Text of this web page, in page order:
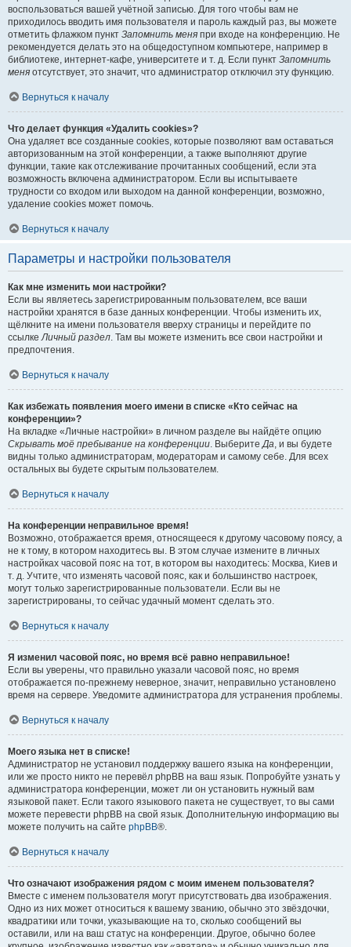
воспользоваться вашей учётной записью. Для того чтобы вам не
приходилось вводить имя пользователя и пароль каждый раз, вы можете
отметить флажком пункт Запомнить меня при входе на конференцию. Не
рекомендуется делать это на общедоступном компьютере, например в
библиотеке, интернет-кафе, университете и т. д. Если пункт Запомнить
меня отсутствует, это значит, что администратор отключил эту функцию.
Вернуться к началу
Что делает функция «Удалить cookies»?
Она удаляет все созданные cookies, которые позволяют вам оставаться
авторизованным на этой конференции, а также выполняют другие
функции, такие как отслеживание прочитанных сообщений, если эта
возможность включена администратором. Если вы испытываете
трудности со входом или выходом на данной конференции, возможно,
удаление cookies может помочь.
Вернуться к началу
Параметры и настройки пользователя
Как мне изменить мои настройки?
Если вы являетесь зарегистрированным пользователем, все ваши
настройки хранятся в базе данных конференции. Чтобы изменить их,
щёлкните на имени пользователя вверху страницы и перейдите по
ссылкеЛичный раздел. Там вы можете изменить все свои настройки и
предпочтения.
Вернуться к началу
Как избежать появления моего имени в списке «Кто сейчас на
конференции»?
На вкладке «Личные настройки» в личном разделе вы найдёте опцию
Скрывать моё пребывание на конференции. ВыберитеДа, и вы будете
видны только администраторам, модераторам и самому себе. Для всех
остальных вы будете скрытым пользователем.
Вернуться к началу
На конференции неправильное время!
Возможно, отображается время, относящееся к другому часовому поясу, а
не к тому, в котором находитесь вы. В этом случае измените в личных
настройках часовой пояс на тот, в котором вы находитесь: Москва, Киев и
т. д. Учтите, что изменять часовой пояс, как и большинство настроек,
могут только зарегистрированные пользователи. Если вы не
зарегистрированы, то сейчас удачный момент сделать это.
Вернуться к началу
Я изменил часовой пояс, но время всё равно неправильное!
Если вы уверены, что правильно указали часовой пояс, но время
отображается по-прежнему неверное, значит, неправильно установлено
время на сервере. Уведомите администратора для устранения проблемы.
Вернуться к началу
Моего языка нет в списке!
Администратор не установил поддержку вашего языка на конференции,
или же просто никто не перевёл phpBB на ваш язык. Попробуйте узнать у
администратора конференции, может ли он установить нужный вам
языковой пакет. Если такого языкового пакета не существует, то вы сами
можете перевести phpBB на свой язык. Дополнительную информацию вы
можете получить на сайте phpBB®.
Вернуться к началу
Что означают изображения рядом с моим именем пользователя?
Вместе с именем пользователя могут присутствовать два изображения.
Одно из них может относиться к вашему званию, обычно это звёздочки,
квадратики или точки, указывающие на то, сколько сообщений вы
оставили, или на ваш статус на конференции. Другое, обычно более